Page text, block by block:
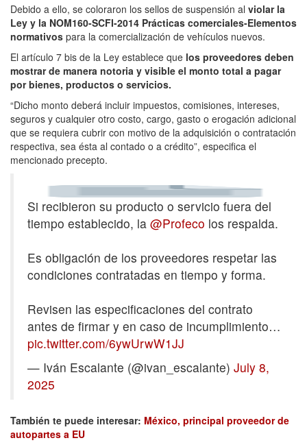
Debido a ello, se coloraron los sellos de suspensión al violar la
Ley y la NOM160-SCFI-2014 Prácticas comerciales-Elementos
normativos para la comercialización de vehículos nuevos.
El artículo 7 bis de la Ley establece que los proveedores deben
mostrar de manera notoria y visible el monto total a pagar
por bienes, productos o servicios.
“Dicho monto deberá incluir impuestos, comisiones, intereses,
seguros y cualquier otro costo, cargo, gasto o erogación adicional
que se requiera cubrir con motivo de la adquisición o contratación
respectiva, sea ésta al contado o a crédito”, especifica el
mencionado precepto.
Si recibieron su producto o servicio fuera del
tiempo establecido, la @Profeco los respalda.
Es obligación de los proveedores respetar las
condiciones contratadas en tiempo y forma.
Revisen las especificaciones del contrato
antes de firmar y en caso de incumplimiento…
pic.twitter.com/6ywUrwW1JJ
— Iván Escalante (@ivan_escalante) July 8,
2025
También te puede interesar: México, principal proveedor de
autopartes a EU